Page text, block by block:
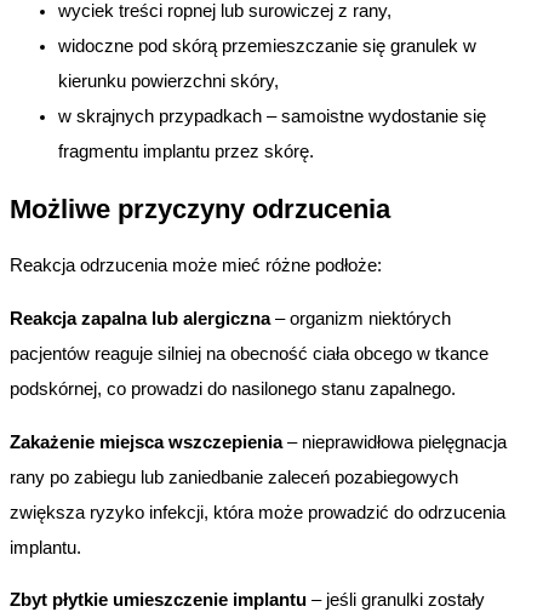
wyciek treści ropnej lub surowiczej z rany,
widoczne pod skórą przemieszczanie się granulek w
kierunku powierzchni skóry,
w skrajnych przypadkach – samoistne wydostanie się
fragmentu implantu przez skórę.
Możliwe przyczyny odrzucenia
Reakcja odrzucenia może mieć różne podłoże:
Reakcja zapalna lub alergiczna– organizm niektórych
pacjentów reaguje silniej na obecność ciała obcego w tkance
podskórnej, co prowadzi do nasilonego stanu zapalnego.
Zakażenie miejsca wszczepienia– nieprawidłowa pielęgnacja
rany po zabiegu lub zaniedbanie zaleceń pozabiegowych
zwiększa ryzyko infekcji, która może prowadzić do odrzucenia
implantu.
Zbyt płytkie umieszczenie implantu – jeśli granulki zostały